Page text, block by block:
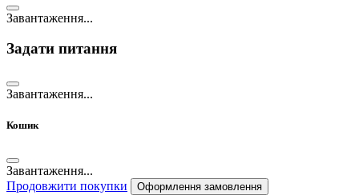
Завантаження...
Задати питання
Завантаження...
Кошик
Завантаження...
Продовжити покупки
Оформлення замовлення